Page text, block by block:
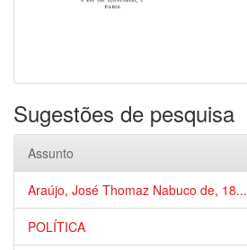
Sugestões de pesquisa
Assunto
Araújo, José Thomaz Nabuco de, 18...
POLÍTICA